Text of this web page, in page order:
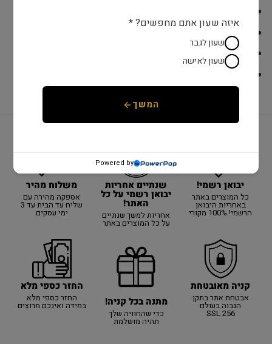
זכוכית: ספיר
צבע: כסף
יבואן רשמי!
כל המוצרים באתר
באחריות היבואן
הרשמי! 100% מקורי
שנתיים אחריות
יבואן רשמי על כל
האתר!
אחריות למשך שנתיים
על כל המוצרים באתר
משלוח מהיר
אספקה מהירה עם
שליח עד הבית עד 3
ימי עסקים
קניה מאובטחת
אבטחת אתר בתקן
הגבוה בעולם
SSL 256
מתנה בכל קניה!
כדי שהחוויה שלך
תהיה מושלמת
החזר כספי מלא
החזר כספי מלא
במידה ואינכם מרוצים
איזה שעון אתם מחפשים? *
שעון לגבר
שעון לאישה
המשך
Powered by